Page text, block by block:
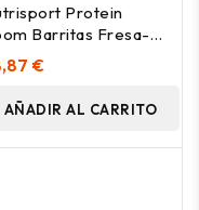
Protein
Barritas Fresa-
24Uds
€
AÑADIR AL CARRITO